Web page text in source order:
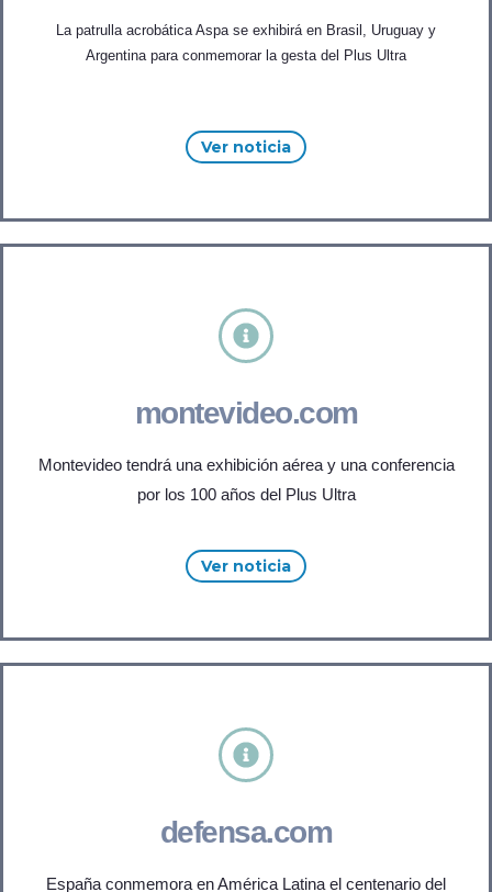
La patrulla acrobática Aspa se exhibirá en Brasil, Uruguay y
Argentina para conmemorar la gesta del Plus Ultra
Ver noticia
montevideo.com
Montevideo tendrá una exhibición aérea y una conferencia
por los 100 años del Plus Ultra
Ver noticia
defensa.com
España conmemora en América Latina el centenario del